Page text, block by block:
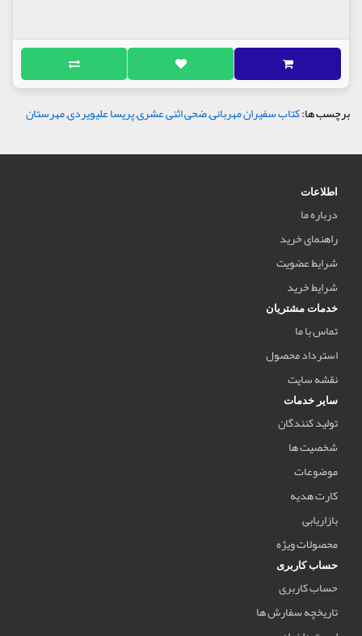
برچسب ها:کتاب سفیران مهربانی,ضحی اثنی عشری,پریسا علیویردی,مهرستان
اطلاعات
درباره ما
راهنمای خرید
شرایط عضویت
شرایط خرید
خدمات مشتریان
تماس با ما
استرداد محصول
نقشه سایت
سایر خدمات
تولید کنندگان
شخصیت ها
موضوعات
کارت هدیه
بازاریابی
محصولات ویژه
حساب کاربری
حساب کاربری
تاریخچه سفارش ها